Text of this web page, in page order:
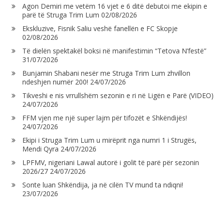
Agon Demiri me vetëm 16 vjet e 6 ditë debutoi me ekipin e
parë të Struga Trim Lum 02/08/2026
Ekskluzive, Fisnik Saliu veshë fanellën e FC Skopje
02/08/2026
Të dielën spektakël boksi në manifestimin “Tetova N’festë”
31/07/2026
Bunjamin Shabani nesër me Struga Trim Lum zhvillon
ndeshjen numër 200! 24/07/2026
Tikveshi e nis vrrullshëm sezonin e ri në Ligën e Parë (VIDEO)
24/07/2026
FFM vjen me një super lajm për tifozët e Shkëndijës!
24/07/2026
Ekipi i Struga Trim Lum u mirëprit nga numri 1 i Strugës,
Mendi Qyra 24/07/2026
LPFMV, nigeriani Lawal autorë i golit të parë për sezonin
2026/27 24/07/2026
Sonte luan Shkëndija, ja në cilën TV mund ta ndiqni!
23/07/2026